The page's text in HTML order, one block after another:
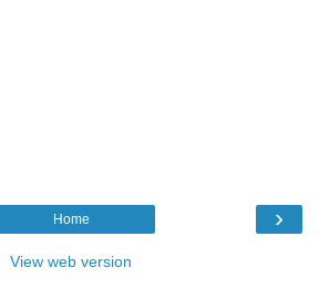
›
Home
View web version